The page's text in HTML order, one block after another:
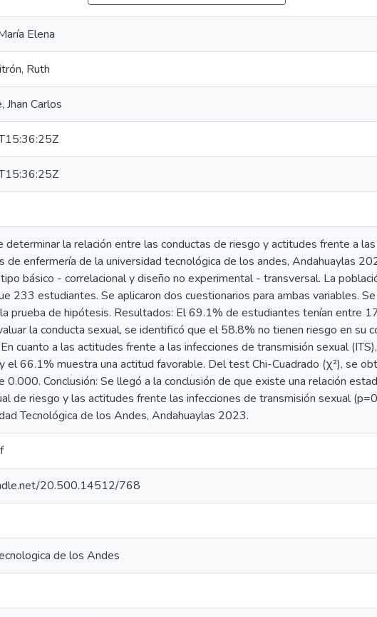
Elena
Ruth
Jhan Carlos
determinar la relación entre las conductas de riesgo y actitudes frente a
de enfermería de la universidad tecnológica de los andes, Andahuaylas
básico - correlacional y diseño no experimental - transversal. La
233 estudiantes. Se aplicaron dos cuestionarios para ambas variables.
prueba de hipótesis. Resultados: El 69.1% de estudiantes tenían entre
la conducta sexual, se identificó que el 58.8% no tienen riesgo en su
cuanto a las actitudes frente a las infecciones de transmisión sexual
el 66.1% muestra una actitud favorable. Del test Chi-Cuadrado (χ²), se
0.000. Conclusión: Se llegó a la conclusión de que existe una relación
de riesgo y las actitudes frente las infecciones de transmisión sexual
Tecnológica de los Andes, Andahuaylas 2023.
20.500.14512/768
de los Andes